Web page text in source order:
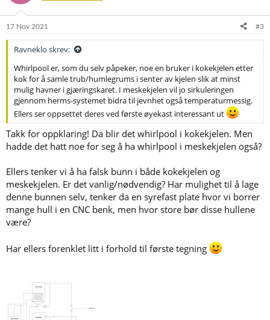
o
e
17 Nov 2021 #3
Ravneklo skrev:
Whirlpool er, som du selv påpeker, noe en bruker i kokekjelen etter
kok for å samle trub/humlegrums i senter av kjelen slik at minst
mulig havner i gjæringskaret. I meskekjelen vil jo sirkuleringen
gjennom herms-systemet bidra til jevnhet også temperaturmessig.
Ellers ser oppsettet deres ved første øyekast interessant ut
Takk for oppklaring! Da blir det whirlpool i kokekjelen. Men
hadde det hatt noe for seg å ha whirlpool i meskekjelen også?
Ellers tenker vi å ha falsk bunn i både kokekjelen og
meskekjelen. Er det vanlig/nødvendig? Har mulighet til å lage
denne bunnen selv, tenker da en syrefast plate hvor vi borrer
mange hull i en CNC benk, men hvor store bør disse hullene
være?
Har ellers forenklet litt i forhold til første tegning